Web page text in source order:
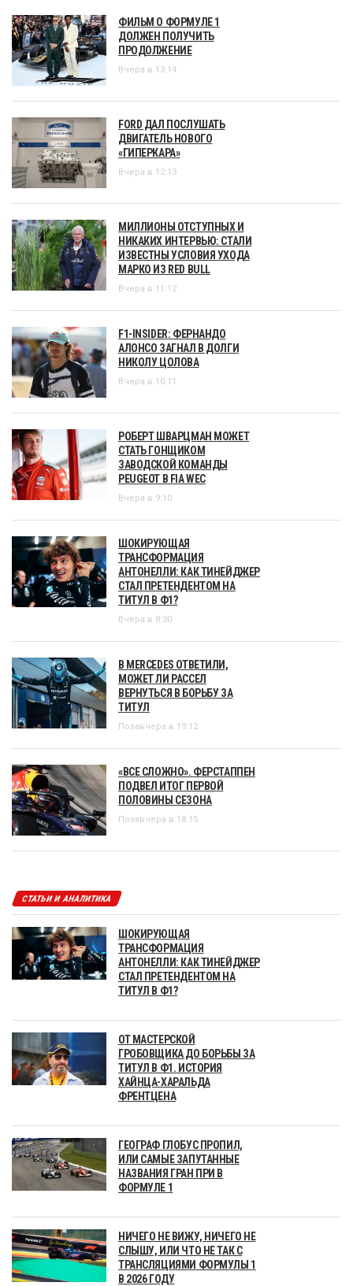
ФИЛЬМ О ФОРМУЛЕ 1
ДОЛЖЕН ПОЛУЧИТЬ
ПРОДОЛЖЕНИЕ
Вчера в 13:14
FORD ДАЛ ПОСЛУШАТЬ
ДВИГАТЕЛЬ НОВОГО
«ГИПЕРКАРА»
Вчера в 12:13
МИЛЛИОНЫ ОТСТУПНЫХ И
НИКАКИХ ИНТЕРВЬЮ: СТАЛИ
ИЗВЕСТНЫ УСЛОВИЯ УХОДА
МАРКО ИЗ RED BULL
Вчера в 11:12
F1-INSIDER: ФЕРНАНДО
АЛОНСО ЗАГНАЛ В ДОЛГИ
НИКОЛУ ЦОЛОВА
Вчера в 10:11
РОБЕРТ ШВАРЦМАН МОЖЕТ
СТАТЬ ГОНЩИКОМ
ЗАВОДСКОЙ КОМАНДЫ
PEUGEOT В FIA WEC
Вчера в 9:10
ШОКИРУЮЩАЯ
ТРАНСФОРМАЦИЯ
АНТОНЕЛЛИ: КАК ТИНЕЙДЖЕР
СТАЛ ПРЕТЕНДЕНТОМ НА
ТИТУЛ В Ф1?
Вчера в 8:30
В MERCEDES ОТВЕТИЛИ,
МОЖЕТ ЛИ РАССЕЛ
ВЕРНУТЬСЯ В БОРЬБУ ЗА
ТИТУЛ
Позавчера в 19:12
«ВСЕ СЛОЖНО». ФЕРСТАППЕН
ПОДВЕЛ ИТОГ ПЕРВОЙ
ПОЛОВИНЫ СЕЗОНА
Позавчера в 18:15
СТАТЬИ И АНАЛИТИКА
ШОКИРУЮЩАЯ
ТРАНСФОРМАЦИЯ
АНТОНЕЛЛИ: КАК ТИНЕЙДЖЕР
СТАЛ ПРЕТЕНДЕНТОМ НА
ТИТУЛ В Ф1?
ОТ МАСТЕРСКОЙ
ГРОБОВЩИКА ДО БОРЬБЫ ЗА
ТИТУЛ В Ф1. ИСТОРИЯ
ХАЙНЦА-ХАРАЛЬДА
ФРЕНТЦЕНА
ГЕОГРАФ ГЛОБУС ПРОПИЛ,
ИЛИ САМЫЕ ЗАПУТАННЫЕ
НАЗВАНИЯ ГРАН ПРИ В
ФОРМУЛЕ 1
НИЧЕГО НЕ ВИЖУ, НИЧЕГО НЕ
СЛЫШУ, ИЛИ ЧТО НЕ ТАК С
ТРАНСЛЯЦИЯМИ ФОРМУЛЫ 1
В 2026 ГОДУ